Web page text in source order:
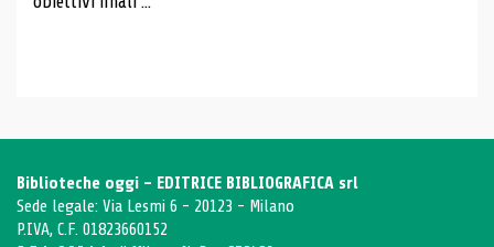
Biblioteche oggi - EDITRICE BIBLIOGRAFICA srl
Sede legale: Via Lesmi 6 - 20123 - Milano
P.IVA, C.F. 01823660152